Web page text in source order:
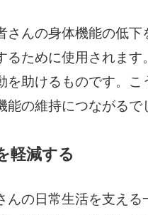
さんの身体機能の低
るために使用されます
を助けるものです。こ
の維持につながるで
軽減する
んの日常生活を支え